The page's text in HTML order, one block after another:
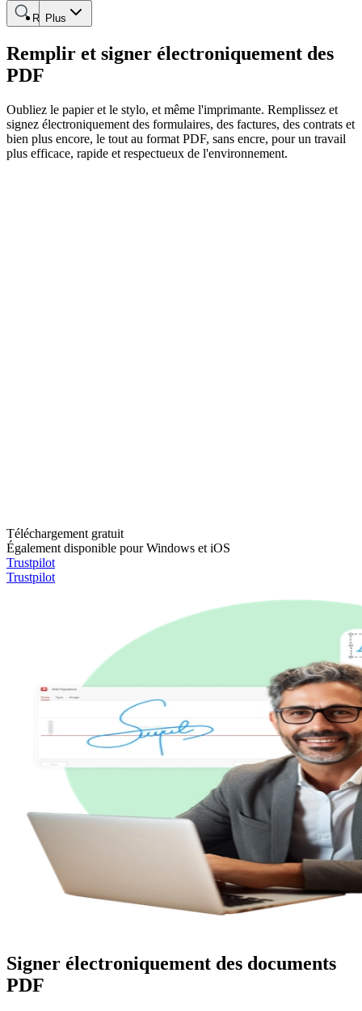
Plus
Rechercher
Remplir et signer électroniquement des
PDF
Oubliez le papier et le stylo, et même l'imprimante. Remplissez et
signez électroniquement des formulaires, des factures, des contrats et
bien plus encore, le tout au format PDF, sans encre, pour un travail
plus efficace, rapide et respectueux de l'environnement.
Téléchargement gratuit
Également disponible pour Windows et iOS
Trustpilot
Trustpilot
Signer électroniquement des documents
PDF